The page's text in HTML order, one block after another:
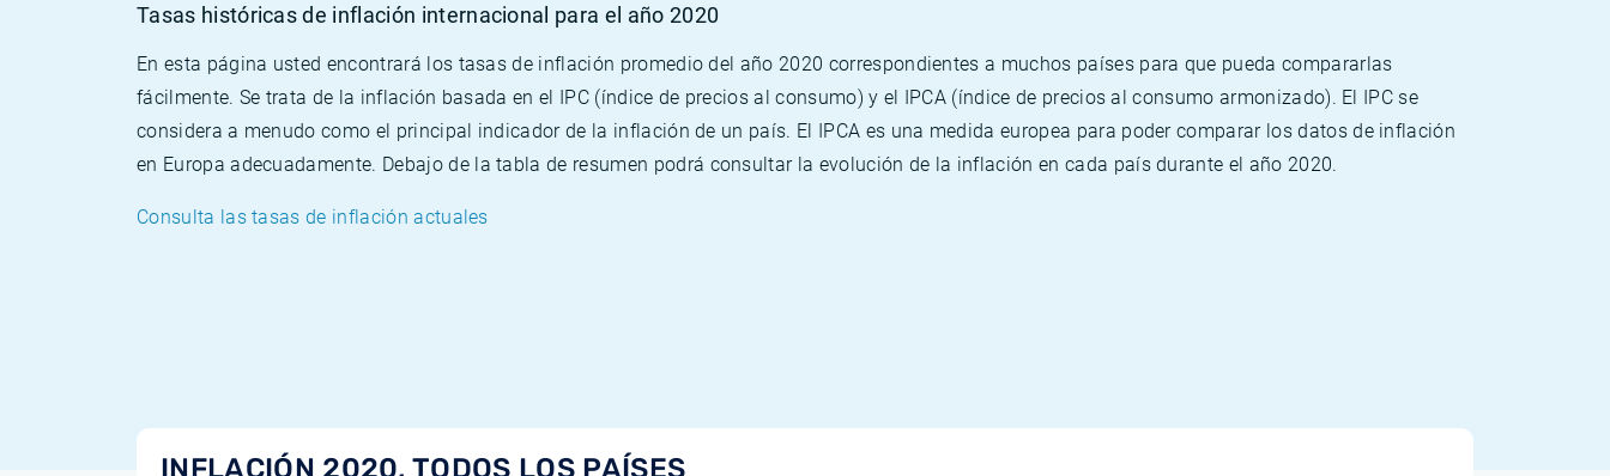
Tasas históricas de inflación internacional para el año 2020
En esta página usted encontrará los tasas de inflación promedio del año 2020 correspondientes a muchos países para que pueda compararlas
fácilmente. Se trata de la inflación basada en el IPC (índice de precios al consumo) y el IPCA (índice de precios al consumo armonizado). El IPC se
considera a menudo como el principal indicador de la inflación de un país. El IPCA es una medida europea para poder comparar los datos de inflación
en Europa adecuadamente. Debajo de la tabla de resumen podrá consultar la evolución de la inflación en cada país durante el año 2020.
Consulta las tasas de inflación actuales
INFLACIÓN 2020, TODOS LOS PAÍSES